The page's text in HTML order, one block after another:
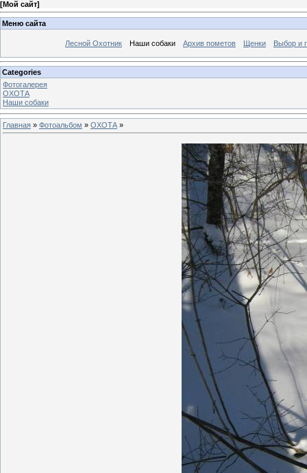
[Мой сайт]
Меню сайта
Лесной Охотник Наши собаки Архив пометов Щенки Выбор и
Categories
Фотогалерея
ОХОТА
Наши собаки
Главная » Фотоальбом » ОХОТА »